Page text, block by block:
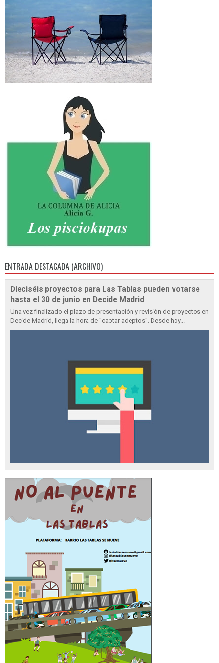
ENTRADA DESTACADA (ARCHIVO)
Dieciséis proyectos para Las Tablas pueden votarse
hasta el 30 de junio en Decide Madrid
Una vez finalizado el plazo de presentación y revisión de proyectos en
Decide Madrid, llega la hora de "captar adeptos". Desde hoy...